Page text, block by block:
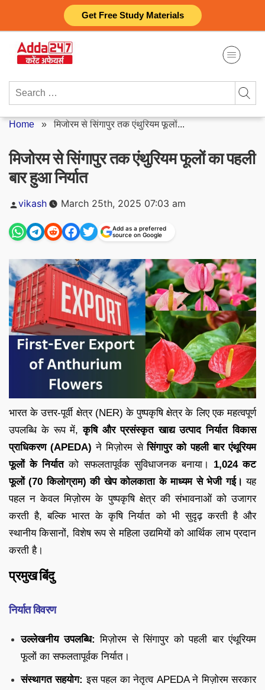
Get Free Study Materials
content
Search
Home »मिजोरम से सिंगापुर तक एंथुरियम फूलों...
मिजोरम से सिंगापुर तक एंथुरियम फूलों का पहली
बार हुआ निर्यात
Posted
vikash March 25th, 2025 07:03 am
Add as a preferred
source on Google
भारत के उत्तर-पूर्वी क्षेत्र (NER) के पुष्पकृषि क्षेत्र के लिए एक महत्वपूर्ण
उपलब्धि के रूप में,कृषि और प्रसंस्कृत खाद्य उत्पाद निर्यात विकास
प्राधिकरण (APEDA) ने मिज़ोरम सेसिंगापुर को पहली बार एंथूरियम
फूलों के निर्यातको सफलतापूर्वक सुविधाजनक बनाया। 1,024 कट
फूलों (70 किलोग्राम) की खेप कोलकाता के माध्यम से भेजी गई। यह
पहल न केवल मिज़ोरम के पुष्पकृषि क्षेत्र की संभावनाओं को उजागर
करती है, बल्कि भारत के कृषि निर्यात को भी सुदृढ़ करती है और
स्थानीय किसानों, विशेष रूप से महिला उद्यमियों को आर्थिक लाभ प्रदान
करती है।
प्रमुख बिंदु
निर्यात विवरण
उल्लेखनीय उपलब्धि: मिज़ोरम से सिंगापुर को पहली बार एंथूरियम
फूलों का सफलतापूर्वक निर्यात।
संस्थागत सहयोग: इस पहल का नेतृत्व APEDA ने मिज़ोरम सरकार